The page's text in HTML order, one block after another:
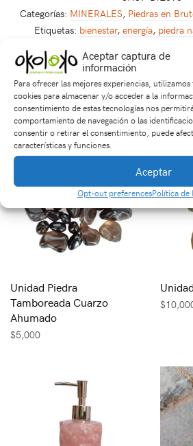
Aceptar captura de
información
Para ofrecer las mejores experiencias,
cookies para almacenar y/o acceder a la
consentimiento de estas tecnologías nos
comportamiento de navegación o las
consentir o retirar el consentimiento, puede
características y funciones.
Aceptar
Opt-out preferencesPolítica de
Categorías: MINERALES, Piedras en
Etiquetas: bienestar, energía, piedra
Productos
Unidad Piedra
Tamboreada Cuarzo
Ahumado
$5,000
$